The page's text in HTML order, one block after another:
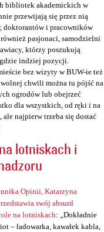
bibliotek akademickich w
przewijają się przez nią
doktorantów i pracowników
pasjonaci, samodzielni
którzy poszukują
indziej pozycji.
bez wizyty w BUW-ie też
chwili można tu pójść na
ogrodów lub obejrzeć
dla wszystkich, od ręki i na
ale najpierw trzeba się dostać
lotniskach i
Opinii, Katarzyna
swój absurd
na lotniskach: „Dokładnie
– ładowarka, kawałek kabla,